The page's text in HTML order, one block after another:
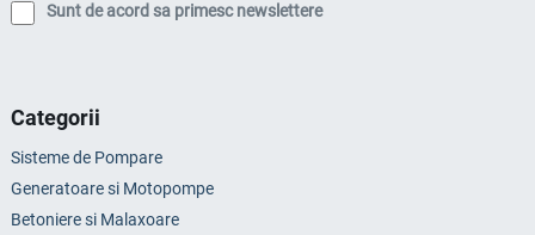
Sunt de acord sa primesc newslettere
Categorii
Sisteme de Pompare
Generatoare si Motopompe
Betoniere si Malaxoare